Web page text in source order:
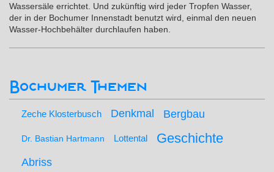
Wassersäle errichtet. Und zukünftig wird jeder Tropfen Wasser,
der in der Bochumer Innenstadt benutzt wird, einmal den neuen
Wasser-Hochbehälter durchlaufen haben.
Bochumer Themen
Zeche Klosterbusch Denkmal Bergbau
Dr. Bastian Hartmann Lottental Geschichte
Abriss